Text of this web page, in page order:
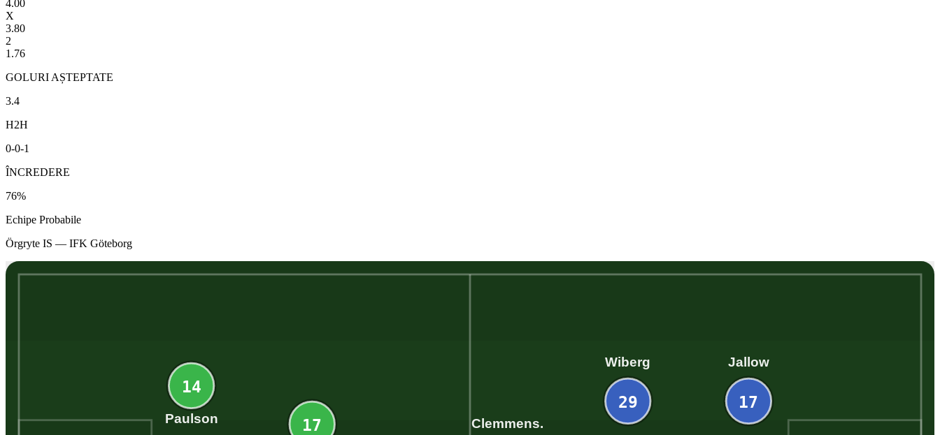
4.00
X
3.80
2
1.76
GOLURI AȘTEPTATE
3.4
H2H
0-0-1
ÎNCREDERE
76%
Echipe Probabile
Örgryte IS — IFK Göteborg
14
Paulson 17
17
Jallow
29
Wiberg
Clemmens.